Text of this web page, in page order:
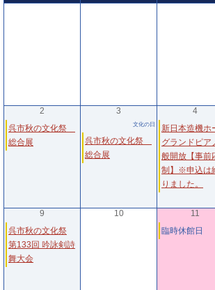
2
呉市秋の文化祭
総合展
3
文化の日
呉市秋の文化祭
総合展
4
新日本造機ホ
グランドピア
般開放【事前
制】※申込は
りました。
9
呉市秋の文化祭
第133回 吟詠剣詩
舞大会
10
11
臨時休館日